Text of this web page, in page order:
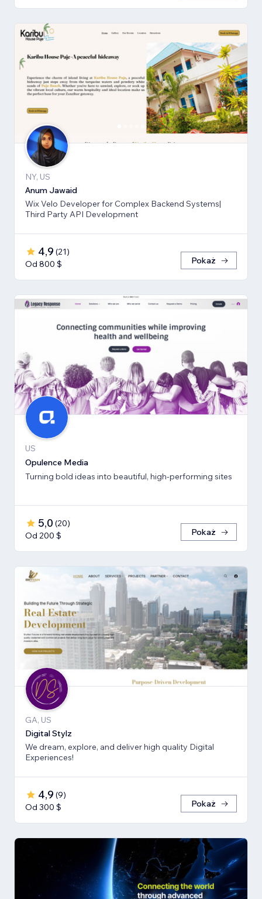
NY, US
Anum Jawaid
Wix Velo Developer for Complex Backend Systems|
Third Party API Development
4,9 (21)
Od 800 $
Pokaż
US
Opulence Media
Turning bold ideas into beautiful, high-performing sites
5,0 (20)
Od 200 $
Pokaż
GA, US
Digital Stylz
We dream, explore, and deliver high quality Digital
Experiences!
4,9 (9)
Od 300 $
Pokaż